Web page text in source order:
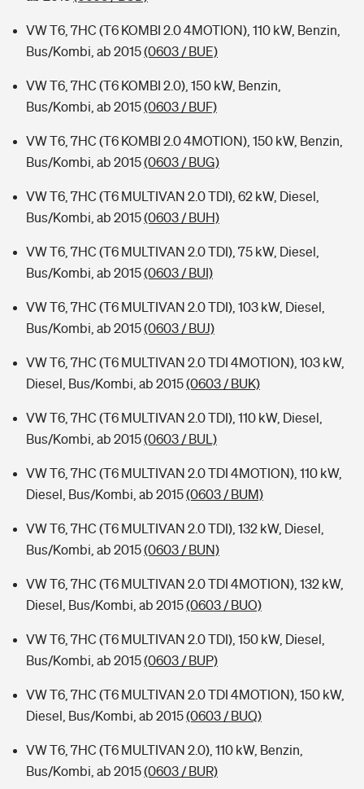
VW T6, 7HC (T6 KOMBI 2.0 4MOTION), 110 kW, Benzin,
Bus/Kombi, ab 2015(0603 / BUE)
VW T6, 7HC (T6 KOMBI 2.0), 150 kW, Benzin,
Bus/Kombi, ab 2015(0603 / BUF)
VW T6, 7HC (T6 KOMBI 2.0 4MOTION), 150 kW, Benzin,
Bus/Kombi, ab 2015(0603 / BUG)
VW T6, 7HC (T6 MULTIVAN 2.0 TDI), 62 kW, Diesel,
Bus/Kombi, ab 2015(0603 / BUH)
VW T6, 7HC (T6 MULTIVAN 2.0 TDI), 75 kW, Diesel,
Bus/Kombi, ab 2015(0603 / BUI)
VW T6, 7HC (T6 MULTIVAN 2.0 TDI), 103 kW, Diesel,
Bus/Kombi, ab 2015(0603 / BUJ)
VW T6, 7HC (T6 MULTIVAN 2.0 TDI 4MOTION), 103 kW,
Diesel, Bus/Kombi, ab 2015(0603 / BUK)
VW T6, 7HC (T6 MULTIVAN 2.0 TDI), 110 kW, Diesel,
Bus/Kombi, ab 2015(0603 / BUL)
VW T6, 7HC (T6 MULTIVAN 2.0 TDI 4MOTION), 110 kW,
Diesel, Bus/Kombi, ab 2015(0603 / BUM)
VW T6, 7HC (T6 MULTIVAN 2.0 TDI), 132 kW, Diesel,
Bus/Kombi, ab 2015(0603 / BUN)
VW T6, 7HC (T6 MULTIVAN 2.0 TDI 4MOTION), 132 kW,
Diesel, Bus/Kombi, ab 2015(0603 / BUO)
VW T6, 7HC (T6 MULTIVAN 2.0 TDI), 150 kW, Diesel,
Bus/Kombi, ab 2015(0603 / BUP)
VW T6, 7HC (T6 MULTIVAN 2.0 TDI 4MOTION), 150 kW,
Diesel, Bus/Kombi, ab 2015(0603 / BUQ)
VW T6, 7HC (T6 MULTIVAN 2.0), 110 kW, Benzin,
Bus/Kombi, ab 2015(0603 / BUR)